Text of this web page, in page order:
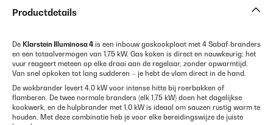
Productdetails
De Klarstein Illuminosa 4 is een inbouw gaskookplaat met 4 Sabaf-branders
en een totaalvermogen van 1,75 kW. Gas koken is direct en nauwkeurig: het
vuur reageert meteen op elke draai aan de regelaar, zonder opwarmtijd.
Van snel opkoken tot lang sudderen – je hebt de vlam direct in de hand.
De wokbrander levert 4,0 kW voor intense hitte bij roerbakken of
flamberen. De twee normale branders (elk 1,75 kW) doen het dagelijkse
kookwerk, en de hulpbrander met 1,0 kW is ideaal om sauzen rustig warm te
houden. Met deze combinatie heb je voor elke bereidingswijze de juiste